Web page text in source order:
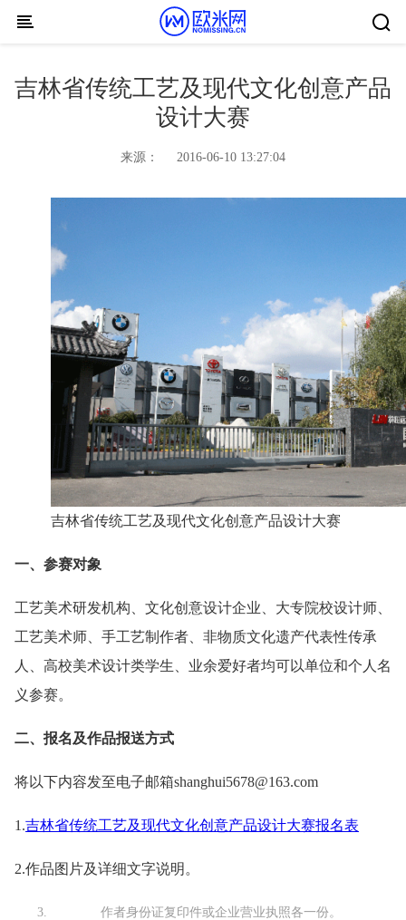
Skip to content
吉林省传统工艺及现代文化创意产品
设计大赛
来源： 2016-06-10 13:27:04
吉林省传统工艺及现代文化创意产品设计大赛
一、参赛对象
工艺美术研发机构、文化创意设计企业、大专院校设计师、
工艺美术师、手工艺制作者、非物质文化遗产代表性传承
人、高校美术设计类学生、业余爱好者均可以单位和个人名
义参赛。
二、报名及作品报送方式
将以下内容发至电子邮箱shanghui5678@163.com
1.吉林省传统工艺及现代文化创意产品设计大赛报名表
2.作品图片及详细文字说明。
作者身份证复印件或企业营业执照各一份。